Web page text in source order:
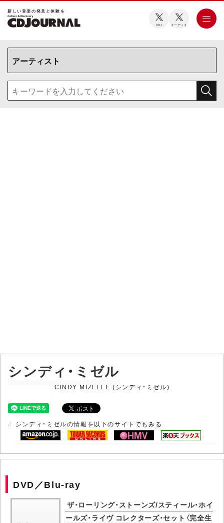
新しい⾳楽の発⾒と体験を
CDJ オーディオ
シンディ・ミゼル
CINDY MIZELLE (シンディ・ミゼル)
シンディ・ミゼルの情報を以下のサイトでもみる
DVD／Blu-ray
ザ・ローリング・ストーンズ/スティール・ホイ
ールズ・ライヴ コレクターズ・セット〈完全生